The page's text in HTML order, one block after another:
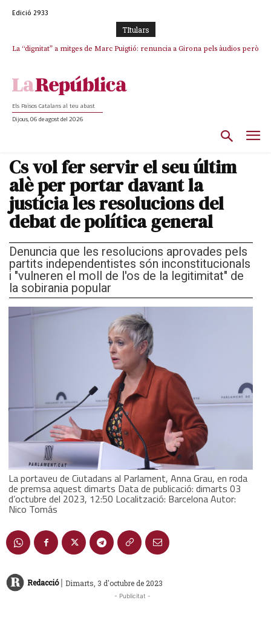
Edició 2933
TItulars
La “dignitat” a mitges de Marc Puigtió: renuncia a Girona pels àudios però
Els Països Catalans al teu abast
Dijous, 06 de agost del 2026
Cs vol fer servir el seu últim
alè per portar davant la
justícia les resolucions del
debat de política general
Denuncia que les resolucions aprovades pels
partits independentistes són inconstitucionals
i "vulneren el moll de l'os de la legitimitat" de
la sobirania popular
La portaveu de Ciutadans al Parlament, Anna Grau, en roda
de premsa aquest dimarts Data de publicació: dimarts 03
d’octubre del 2023, 12:50 Localització: Barcelona Autor:
Nico Tomás
Redacció | Dimarts, 3 d'octubre de 2023
- Publicitat -